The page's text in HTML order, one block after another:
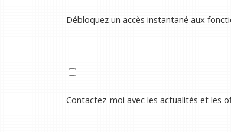
Débloquez un accès instantané aux
Contactez-moi avec les actualités et les